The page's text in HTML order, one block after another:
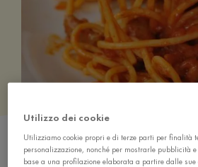
Utilizzo dei cookie
Utilizziamo cookie propri e di terze parti per finalità
personalizzazione, nonché per mostrarle pubblicità
base a una profilazione elaborata a partire dalle